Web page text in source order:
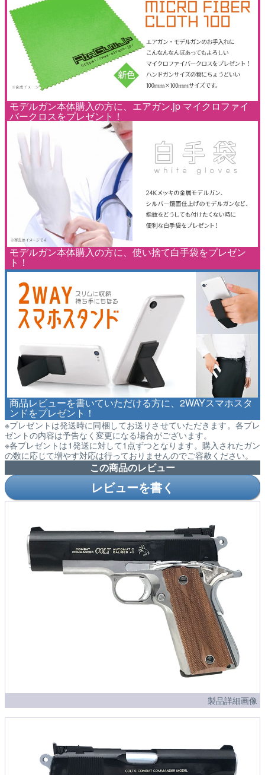
モデルガン本体購入の方に、エアガン.jp マイクロファイ
バークロスをプレゼント！
モデルガン本体購入の方に、使い捨て白手袋をプレゼン
ト！
商品レビューを書いていただける方に、2WAYスマホスタ
ンドをプレゼント！
※プレゼントは発送時に同梱してお送りさせていただきます。各プレ
ゼントの内容は予告なく変更になる場合がございます。
※各プレゼントは1発送に対して1点ずつとなります。購入されたガン
の数に応じて増やす対応は行っておりませんのでご容赦ください。
この商品のレビュー
レビューを書く
製品詳細画像